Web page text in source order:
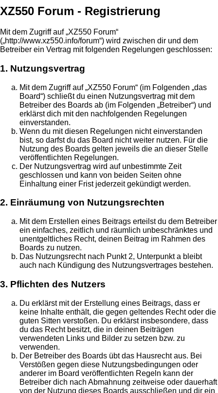
XZ550 Forum - Registrierung
Mit dem Zugriff auf „XZ550 Forum“
(„http://www.xz550.info/forum“) wird zwischen dir und dem
Betreiber ein Vertrag mit folgenden Regelungen geschlossen:
1. Nutzungsvertrag
Mit dem Zugriff auf „XZ550 Forum“ (im Folgenden „das
Board“) schließt du einen Nutzungsvertrag mit dem
Betreiber des Boards ab (im Folgenden „Betreiber“) und
erklärst dich mit den nachfolgenden Regelungen
einverstanden.
Wenn du mit diesen Regelungen nicht einverstanden
bist, so darfst du das Board nicht weiter nutzen. Für die
Nutzung des Boards gelten jeweils die an dieser Stelle
veröffentlichten Regelungen.
Der Nutzungsvertrag wird auf unbestimmte Zeit
geschlossen und kann von beiden Seiten ohne
Einhaltung einer Frist jederzeit gekündigt werden.
2. Einräumung von Nutzungsrechten
Mit dem Erstellen eines Beitrags erteilst du dem Betreiber
ein einfaches, zeitlich und räumlich unbeschränktes und
unentgeltliches Recht, deinen Beitrag im Rahmen des
Boards zu nutzen.
Das Nutzungsrecht nach Punkt 2, Unterpunkt a bleibt
auch nach Kündigung des Nutzungsvertrages bestehen.
3. Pflichten des Nutzers
Du erklärst mit der Erstellung eines Beitrags, dass er
keine Inhalte enthält, die gegen geltendes Recht oder die
guten Sitten verstoßen. Du erklärst insbesondere, dass
du das Recht besitzt, die in deinen Beiträgen
verwendeten Links und Bilder zu setzen bzw. zu
verwenden.
Der Betreiber des Boards übt das Hausrecht aus. Bei
Verstößen gegen diese Nutzungsbedingungen oder
anderer im Board veröffentlichten Regeln kann der
Betreiber dich nach Abmahnung zeitweise oder dauerhaft
von der Nutzung dieses Boards ausschließen und dir ein